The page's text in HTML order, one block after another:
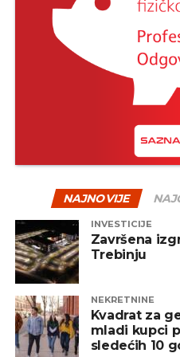
tok – nakon pada
istorija je više puta
na kraju često nagrađeni.
Jedan od načina za
diverzifikacija – odnosno
mješovite i alternativne
smanjuje zavisnost od
Zaključak
NAJNOVIJE
INVESTICIJE
Završena
Trebinju
NEKRETNINE
Kvadrat za
mladi kupci
sledećih 10